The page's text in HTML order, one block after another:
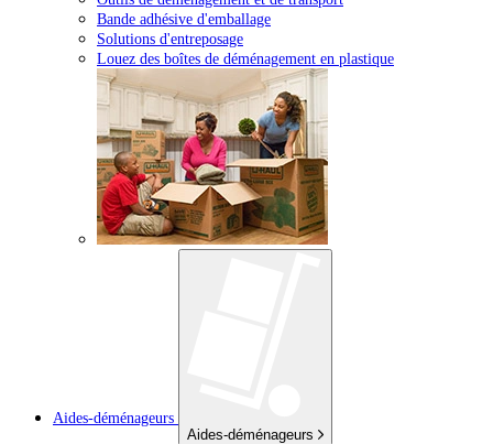
Bande adhésive d'emballage
Solutions d'entreposage
Louez des boîtes de déménagement en plastique
Aides-déménageurs
Aides-déménageurs